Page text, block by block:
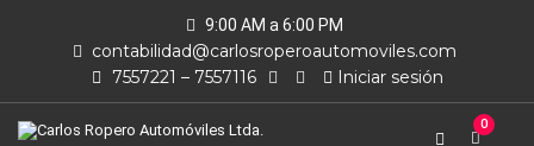
9:00 AM a 6:00 PM
contabilidad@carlosroperoautomoviles.com
7557221 – 7557116
Iniciar sesión
0